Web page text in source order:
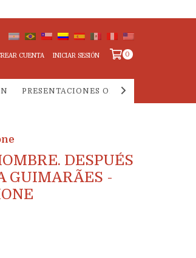
CUENTA INICIAR SESIÓN 0
PRESENTACIONES ONLINE
DESPUÉS
GUIMARÃES -